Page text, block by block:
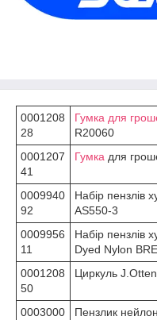
0001208
28
Гумка для
R20060
0001207
41
Гумка для
0009940
92
Набір пензлів
AS550-3
0009956
11
Набір пензлів
Dyed Nylon
0001208
50
Циркуль
0003000
Пензлик